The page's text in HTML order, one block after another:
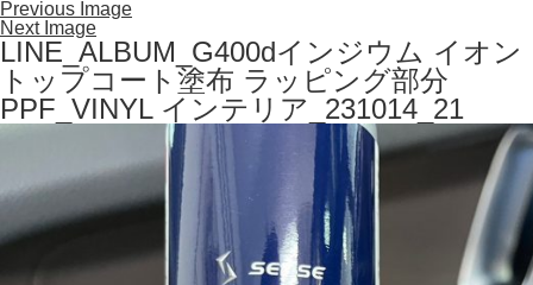
Previous Image
Next Image
LINE_ALBUM_G400dインジウム イオン
トップコート塗布 ラッピング部分
PPF_VINYL インテリア_231014_21